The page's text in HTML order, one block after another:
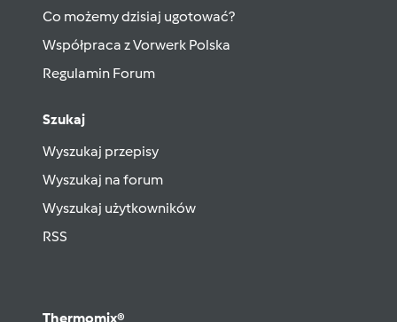
Co możemy dzisiaj ugotować?
Współpraca z Vorwerk Polska
Regulamin Forum
Szukaj
Wyszukaj przepisy
Wyszukaj na forum
Wyszukaj użytkowników
RSS
Thermomix®